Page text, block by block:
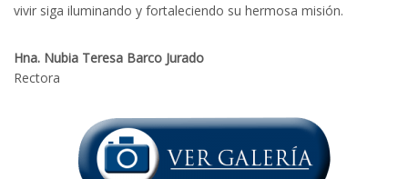
vivir siga iluminando y fortaleciendo su hermosa misión.
Hna. Nubia Teresa Barco Jurado
Rectora